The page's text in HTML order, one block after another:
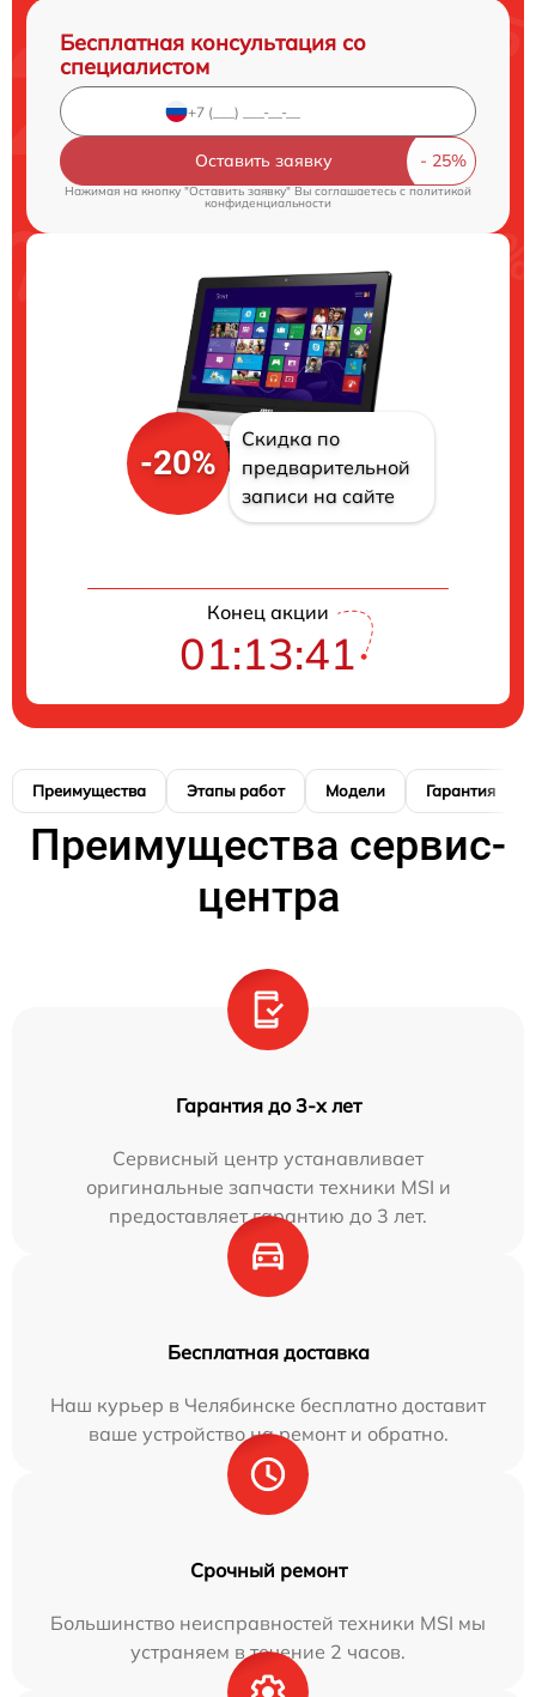
Бесплатная консультация со
специалистом
Оставить заявку
Нажимая на кнопку "Оставить заявку" Вы соглашаетесь cполитикой
конфиденциальности
-20%
Скидка по
предварительной
записи на сайте
Конец акции
01:13:40
Преимущества Этапы работ Модели Гарантия
Преимущества сервис-
центра
Гарантия до 3-х лет
Сервисный центр устанавливает
оригинальные запчасти техники MSI и
предоставляет гарантию до 3 лет.
Бесплатная доставка
Наш курьер в Челябинске бесплатно доставит
ваше устройство на ремонт и обратно.
Срочный ремонт
Большинство неисправностей техники MSI мы
устраняем в течение 2 часов.